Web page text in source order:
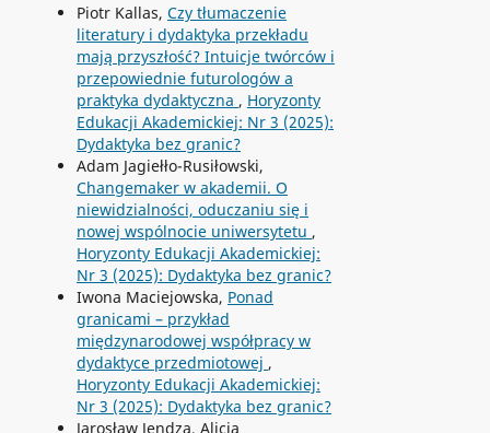
Piotr Kallas, Czy tłumaczenie
literatury i dydaktyka przekładu
mają przyszłość? Intuicje twórców i
przepowiednie futurologów a
praktyka dydaktyczna , Horyzonty
Edukacji Akademickiej: Nr 3 (2025):
Dydaktyka bez granic?
Adam Jagiełło-Rusiłowski,
Changemaker w akademii. O
niewidzialności, oduczaniu się i
nowej wspólnocie uniwersytetu ,
Horyzonty Edukacji Akademickiej:
Nr 3 (2025): Dydaktyka bez granic?
Iwona Maciejowska, Ponad
granicami – przykład
międzynarodowej współpracy w
dydaktyce przedmiotowej ,
Horyzonty Edukacji Akademickiej:
Nr 3 (2025): Dydaktyka bez granic?
Jarosław Jendza, Alicja